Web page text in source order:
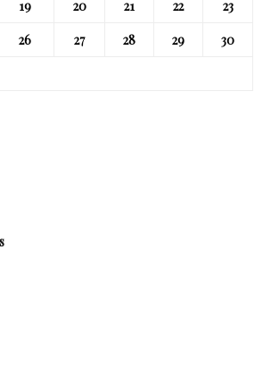
19 20 21 22
23
26 27 28 29
30